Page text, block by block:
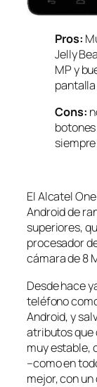
Pros:
Jelly
MP y
Cons:
El Alcatel
Android de
superiores,
procesador
cámara de 8
Desde hace
teléfono
Android, y
atributos que
muy estable,
–como en
mejor, con